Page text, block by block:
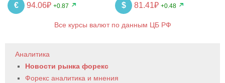
€ 94.06₽ +0.87 $ 81.41₽ +0.48
Все курсы валют по данным ЦБ РФ
Аналитика
Новости рынка форекс
Форекс аналитика и мнения